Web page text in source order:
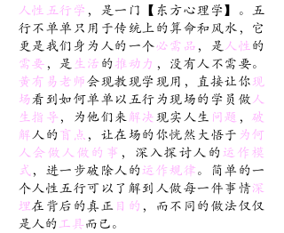
人性五行学 ，是一门【东方心理学】。五
行不单单只用于传统上的算命和风水，它
更是我们身为人的一个必需品，是人性的
需要，是生活 的推动力 ，没有人不需要。
黃有易老师会现教现学现用，直接让你现
场看到如何单单以五行为现场的学员做人
生指导，为他们来解决现实人生 问题 ， 破
解人的盲点，让在场的你恍然大悟于 为何
人会做人做的事 ，深入探讨人的运作模
式，进一步破除人的运作规律。简单的一
个人性五行可以了解到人做每一件事情深
埋在背后的真正 目的 ，而不同的做法仅仅
是人的工具而已。